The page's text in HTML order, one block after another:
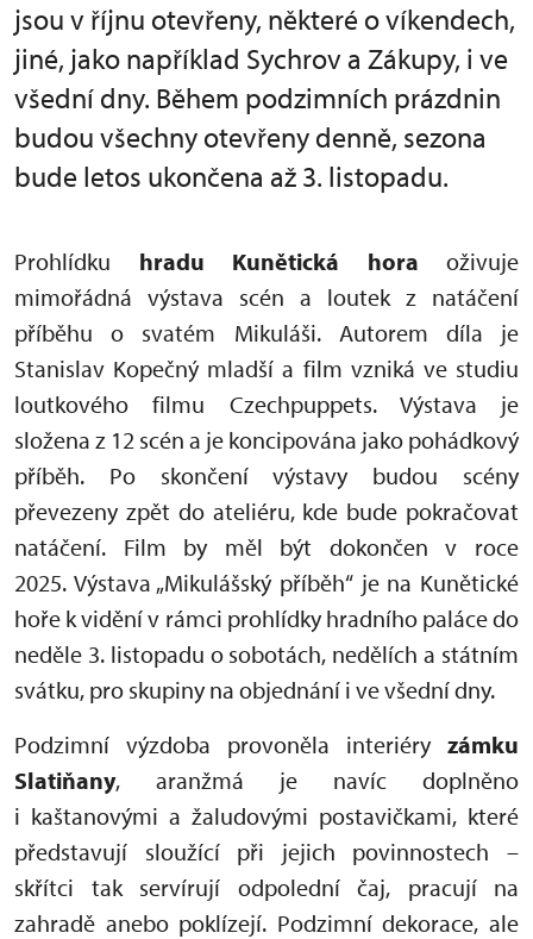
jsou v říjnu otevřeny, některé o víkendech,
jiné, jako například Sychrov a Zákupy, i ve
všední dny. Během podzimních prázdnin
budou všechny otevřeny denně, sezona
bude letos ukončena až 3. listopadu.
Prohlídku hradu Kunětická hora oživuje
mimořádná výstava scén a loutek z natáčení
příběhu o svatém Mikuláši. Autorem díla je
Stanislav Kopečný mladší a film vzniká ve studiu
loutkového filmu Czechpuppets. Výstava je
složena z 12 scén a je koncipována jako pohádkový
příběh. Po skončení výstavy budou scény
převezeny zpět do ateliéru, kde bude pokračovat
natáčení. Film by měl být dokončen v roce
2025. Výstava „Mikulášský příběh“ je na Kunětické
hoře k vidění v rámci prohlídky hradního paláce do
neděle 3. listopadu o sobotách, nedělích a státním
svátku, pro skupiny na objednání i ve všední dny.
Podzimní výzdoba provoněla interiéry zámku
Slatiňany, aranžmá je navíc doplněno
i kaštanovými a žaludovými postavičkami, které
představují sloužící při jejich povinnostech –
skřítci tak servírují odpolední čaj, pracují na
zahradě anebo poklízejí. Podzimní dekorace, ale